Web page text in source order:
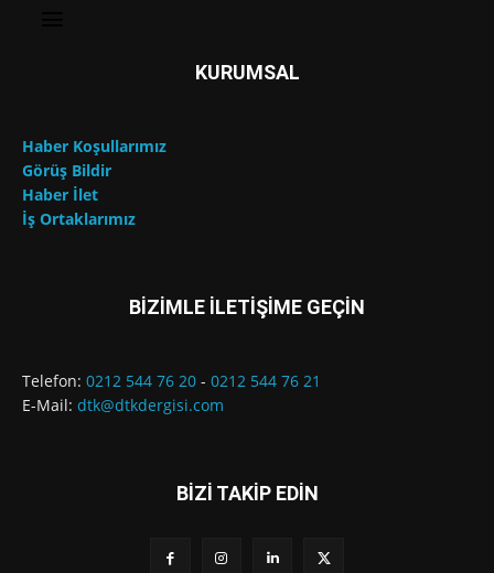
KURUMSAL
Haber Koşullarımız
Görüş Bildir
Haber İlet
İş Ortaklarımız
BİZİMLE İLETİŞİME GEÇİN
Telefon: 0212 544 76 20 - 0212 544 76 21
E-Mail: dtk@dtkdergisi.com
BİZİ TAKİP EDİN